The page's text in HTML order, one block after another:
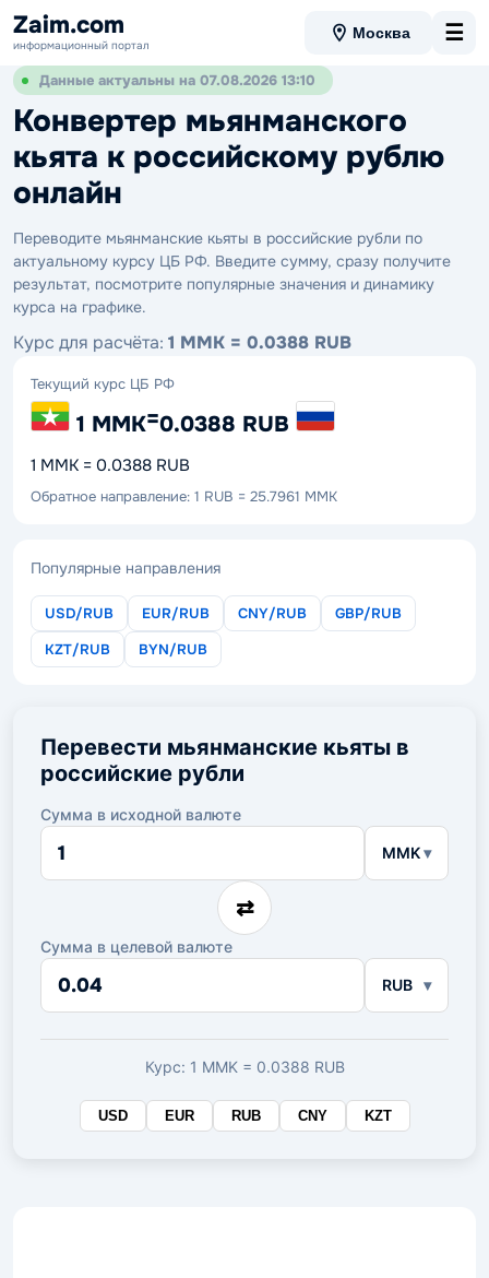
Zaim.com
информационный портал
Москва ☰
Данные актуальны на 07.08.2026 13:10
Конвертер мьянманского
кьята к российскому рублю
онлайн
Переводите мьянманские кьяты в российские рубли по
актуальному курсу ЦБ РФ. Введите сумму, сразу получите
результат, посмотрите популярные значения и динамику
курса на графике.
Курс для расчёта: 1 MMK = 0.0388 RUB
Текущий курс ЦБ РФ
1 MMK=0.0388 RUB
1 MMK = 0.0388 RUB
Обратное направление: 1 RUB = 25.7961 MMK
Популярные направления
USD/RUB EUR/RUB CNY/RUB
GBP/RUB
KZT/RUB
BYN/RUB
Перевести мьянманские кьяты в
российские рубли
Сумма в исходной валюте
Сумма
исходной
MMK
⇄
Сумма в целевой валюте
Сумма
целевой
валюте
RUB
Курс: 1 MMK = 0.0388 RUB
USD EUR RUB CNY KZT